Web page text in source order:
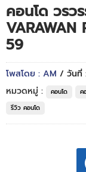
คอนโด วรว
VARAWAN
59
โพสโดย : AM / วันที่
หมวดหมู่ :
คอนโด ค
รีวิว คอนโด